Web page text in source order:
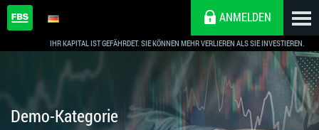
IHR KAPITAL IST GEFÄHRDET. SIE KÖNNEN MEHR VERLIEREN ALS SIE INVESTIEREN.
ANMELDEN
Demo-Kategorie